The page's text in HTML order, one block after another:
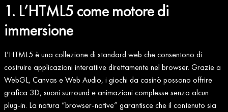
1. L’HTML5 come motore di
immersione
L’HTML5 è una collezione di standard web che consentono di
costruire applicazioni interattive direttamente nel browser. Grazie a
WebGL, Canvas e Web Audio, i giochi da casinò possono offrire
grafica 3D, suoni surround e animazioni complesse senza alcun
plug‑in. La natura “browser‑native” garantisce che il contenuto sia